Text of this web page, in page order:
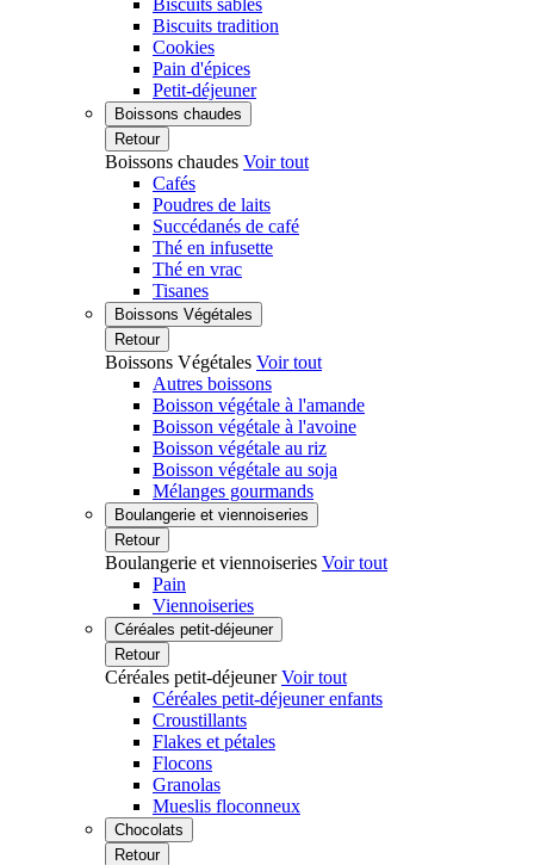
Biscuits sablés
Biscuits tradition
Cookies
Pain d'épices
Petit-déjeuner
Boissons chaudes
Retour
Boissons chaudes Voir tout
Cafés
Poudres de laits
Succédanés de café
Thé en infusette
Thé en vrac
Tisanes
Boissons Végétales
Retour
Boissons Végétales Voir tout
Autres boissons
Boisson végétale à l'amande
Boisson végétale à l'avoine
Boisson végétale au riz
Boisson végétale au soja
Mélanges gourmands
Boulangerie et viennoiseries
Retour
Boulangerie et viennoiseries Voir tout
Pain
Viennoiseries
Céréales petit-déjeuner
Retour
Céréales petit-déjeunerVoir tout
Céréales petit-déjeuner enfants
Croustillants
Flakes et pétales
Flocons
Granolas
Mueslis floconneux
Chocolats
Retour